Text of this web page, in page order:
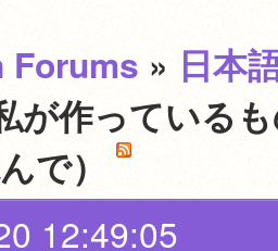
» 日本
が作っている
で）
12:49:05